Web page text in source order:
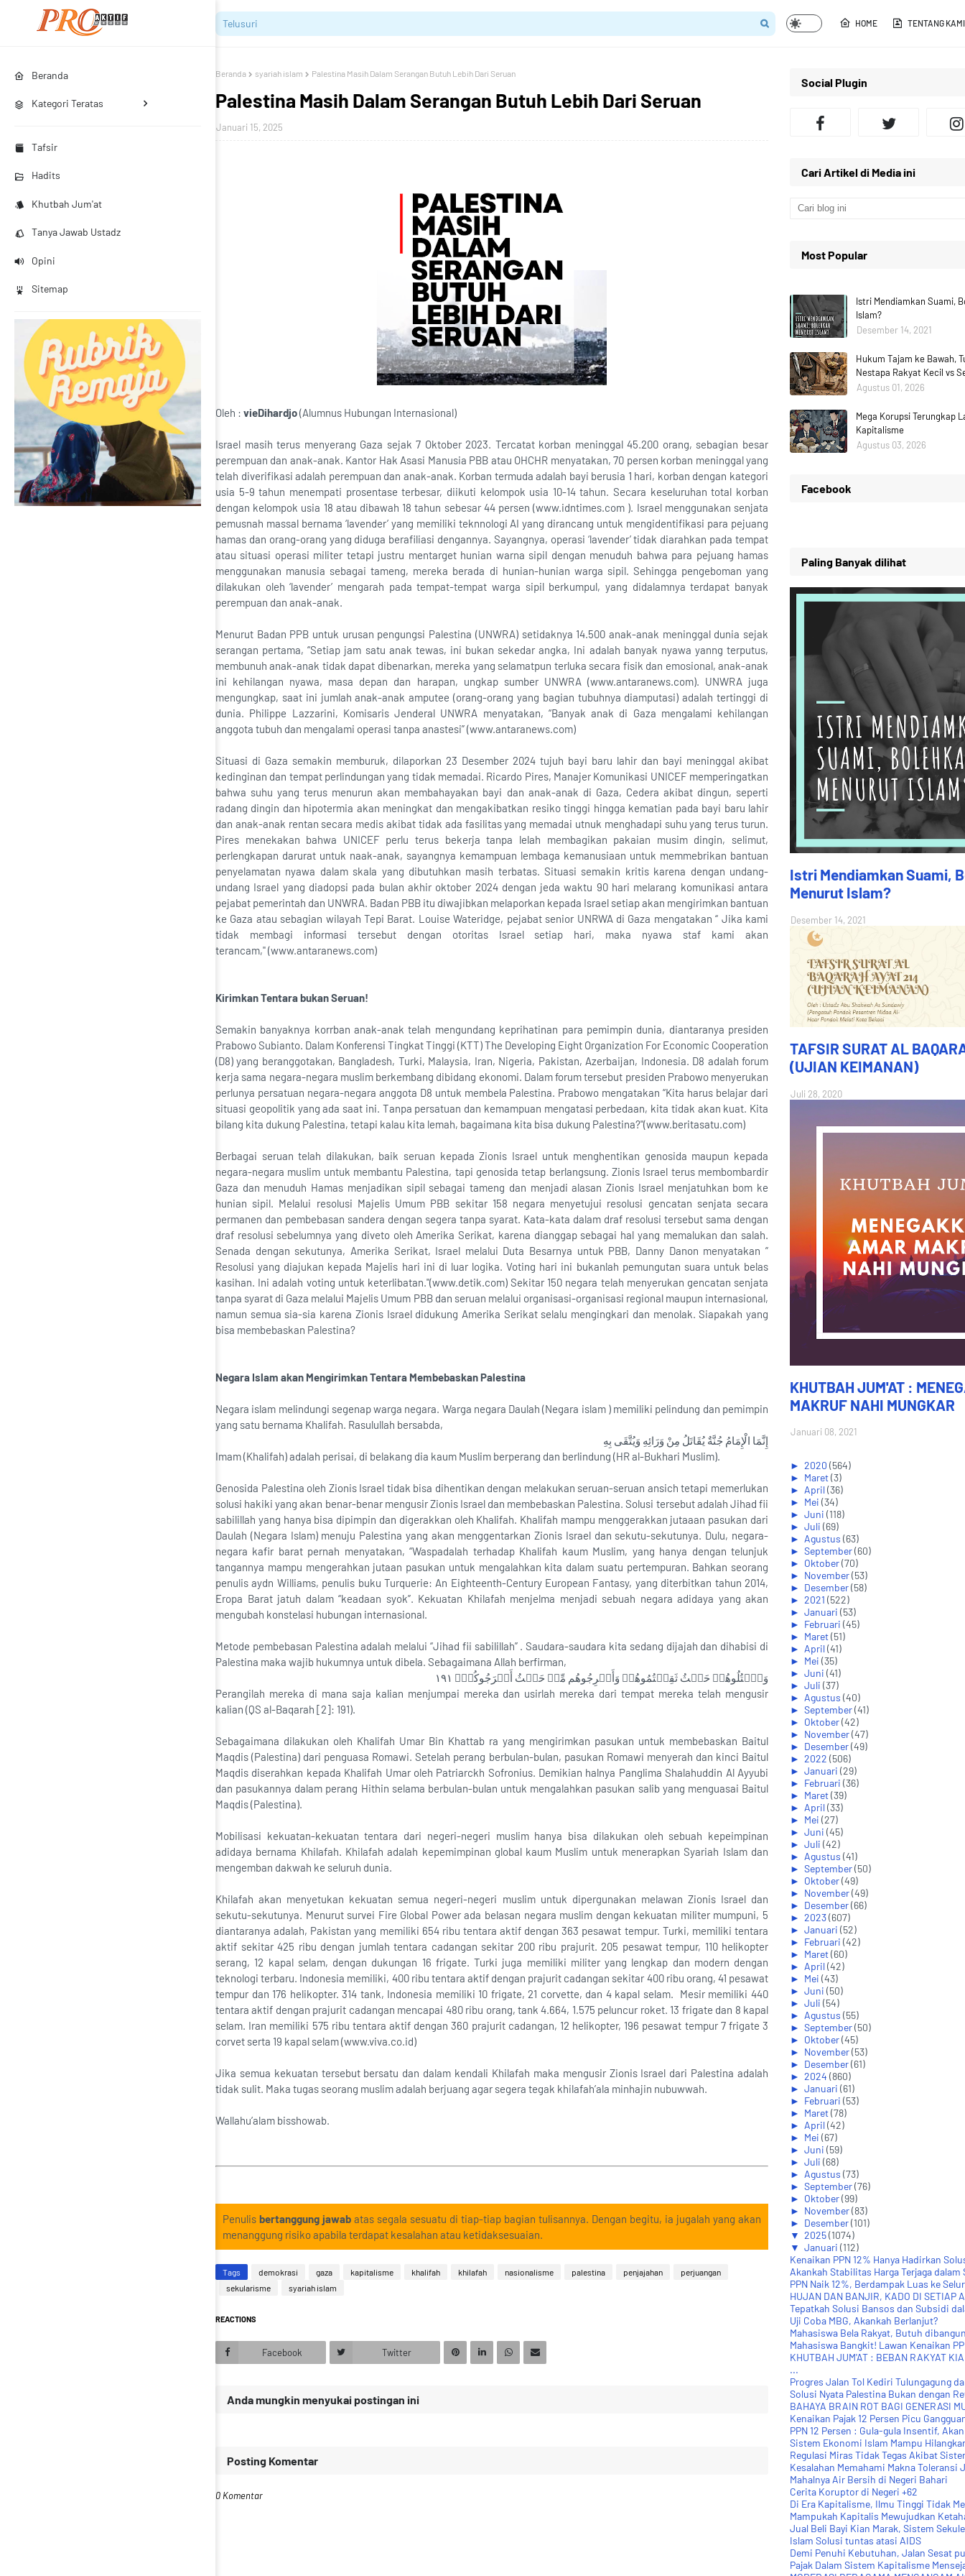
Beranda
Kategori Teratas
Tafsir
Hadits
Khutbah Jum'at
Tanya Jawab Ustadz
Opini
Sitemap
HOME TENTANG KAMI
Beranda syariah islam Palestina Masih Dalam Serangan Butuh Lebih Dari Seruan
Palestina Masih Dalam Serangan Butuh Lebih Dari Seruan
Januari 15, 2025
Oleh : vieDihardjo(Alumnus Hubungan Internasional)
Israel masih terus menyerang Gaza sejak 7 Oktober 2023. Tercatat korban meninggal 45.200 orang, sebagian besar
perempuan dan anak-anak. Kantor Hak Asasi Manusia PBB atau OHCHR menyatakan, 70 persen korban meninggal yang
telah diverifikasi adalah perempuan dan anak-anak. Korban termuda adalah bayi berusia 1 hari, korban dengan kategori
usia 5-9 tahun menempati prosentase terbesar, diikuti kelompok usia 10-14 tahun. Secara keseluruhan total korban
dengan kelompok usia 18 atau dibawah 18 tahun sebesar 44 persen (www.idntimes.com ). Israel menggunakan senjata
pemusnah massal bernama ‘lavender’ yang memiliki teknnologi AI yang dirancang untuk mengidentifikasi para pejuang
hamas dan orang-orang yang diduga berafiliasi dengannya. Sayangnya, operasi ‘lavender’ tidak diarahkan pada tempat
atau situasi operasi militer tetapi justru mentarget hunian warna sipil dengan menuduh bahwa para pejuang hamas
menggunakan manusia sebagai tameng, mereka berada di hunian-hunian warga sipil. Sehingga pengeboman yang
dilakukan oleh ‘lavender’ mengarah pada tempat-tempat warga sipil berkumpul, yang didalamnya terdapat banyak
perempuan dan anak-anak.
Menurut Badan PPB untuk urusan pengungsi Palestina (UNWRA) setidaknya 14.500 anak-anak meninggal dunia sejak
serangan pertama, “Setiap jam satu anak tewas, ini bukan sekedar angka, Ini adalah banyak nyawa yanng terputus,
membunuh anak-anak tidak dapat dibenarkan, mereka yang selamatpun terluka secara fisik dan emosional, anak-anak
ini kehilangan nyawa, masa depan dan harapan, ungkap sumber UNWRA (www.antaranews.com). UNWRA juga
mengungkap, saat ini jumlah anak-anak amputee (orang-orang yang bagian tubuhnya diamputasi) adalah tertinggi di
dunia. Philippe Lazzarini, Komisaris Jenderal UNWRA menyatakan, “Banyak anak di Gaza mengalami kehilangan
anggota tubuh dan mengalami operasi tanpa anastesi” (www.antaranews.com)
Situasi di Gaza semakin memburuk, dilaporkan 23 Desember 2024 tujuh bayi baru lahir dan bayi meninggal akibat
kedinginan dan tempat perlindungan yang tidak memadai. Ricardo Pires, Manajer Komunikasi UNICEF memperingatkan
bahwa suhu yang terus menurun akan membahayakan bayi dan anak-anak di Gaza, Cedera akibat dingun, seperti
radang dingin dan hipotermia akan meningkat dan mengakibatkan resiko tinggi hingga kematian pada bayi baru lahir
dan anak-anak rentan secara medis akibat tidak ada fasilitas yang memadai utnuk menghadapi suhu yang terus turun.
Pires menekakan bahwa UNICEF perlu terus bekerja tanpa lelah membagikan pakaian musim dingin, selimut,
perlengkapan darurat untuk naak-anak, sayangnya kemampuan lembaga kemanusiaan untuk memmebrikan bantuan
penyelamatan nyawa dalam skala yang dibutuhkan masih terbatas. Situasi semakin kritis karena dengan undang-
undang Israel yang diadopsi pada bulan akhir oktober 2024 dengan jeda waktu 90 hari melarang komunikasi antara
pejabat pemerintah dan UNWRA. Badan PBB itu diwajibkan melaporkan kepada Israel setiap akan mengirimkan bantuan
ke Gaza atau sebagian wilayah Tepi Barat. Louise Wateridge, pejabat senior UNRWA di Gaza mengatakan “ Jika kami
tidak membagi informasi tersebut dengan otoritas Israel setiap hari, maka nyawa staf kami akan
terancam," (www.antaranews.com)
Kirimkan Tentara bukan Seruan!
Semakin banyaknya korrban anak-anak telah mengundang keprihatinan para pemimpin dunia, diantaranya presiden
Prabowo Subianto. Dalam Konferensi Tingkat Tinggi (KTT) The Developing Eight Organization For Economic Cooperation
(D8) yang beranggotakan, Bangladesh, Turki, Malaysia, Iran, Nigeria, Pakistan, Azerbaijan, Indonesia. D8 adalah forum
kerja sama negara-negara muslim berkembang dibidang ekonomi. Dalam forum tersebut presiden Prabowo menyerukan
perlunya persatuan negara-negara anggota D8 untuk membela Palestina. Prabowo mengatakan “Kita harus belajar dari
situasi geopolitik yang ada saat ini. Tanpa persatuan dan kemampuan mengatasi perbedaan, kita tidak akan kuat. Kita
bilang kita dukung Palestina, tetapi kalau kita lemah, bagaimana kita bisa dukung Palestina?"(www.beritasatu.com)
Berbagai seruan telah dilakukan, baik seruan kepada Zionis Israel untuk menghentikan genosida maupun kepada
negara-negara muslim untuk membantu Palestina, tapi genosida tetap berlangsung. Zionis Israel terus membombardir
Gaza dan menuduh Hamas menjadikan sipil sebagai tameng dan menjadi alasan Zionis Israel menjatuhkan bom ke
hunian sipil. Melalui resolusi Majelis Umum PBB sekitar 158 negara menyetujui resolusi gencatan senjata secara
permanen dan pembebasan sandera dengan segera tanpa syarat. Kata-kata dalam draf resolusi tersebut sama dengan
draf resolusi sebelumnya yang diveto oleh Amerika Serikat, karena dianggap sebagai hal yang memalukan dan salah.
Senada dengan sekutunya, Amerika Serikat, Israel melalui Duta Besarnya untuk PBB, Danny Danon menyatakan ”
Resolusi yang diajukan kepada Majelis hari ini di luar logika. Voting hari ini bukanlah pemungutan suara untuk belas
kasihan. Ini adalah voting untuk keterlibatan."(www.detik.com) Sekitar 150 negara telah menyerukan gencatan senjata
tanpa syarat di Gaza melalui Majelis Umum PBB dan seruan melalui organisasi-organisasi regional maupun internasional,
namun semua sia-sia karena Zionis Israel didukung Amerika Serikat selalu mengingkari dan menolak. Siapakah yang
bisa membebaskan Palestina?
Negara Islam akan Mengirimkan Tentara Membebaskan Palestina
Negara islam melindungi segenap warga negara. Warga negara Daulah (Negara islam ) memiliki pelindung dan pemimpin
yang satu bernama Khalifah. Rasulullah bersabda,
إِنَّمَا الْإِمَامُ جُنَّةٌ يُقَاتَلُ مِنْ وَرَائِهِ وَيُتَّقَى بِهِ
Imam (Khalifah) adalah perisai, di belakang dia kaum Muslim berperang dan berlindung (HR al-Bukhari Muslim).
Genosida Palestina oleh Zionis Israel tidak bisa dihentikan dengan melakukan seruan-seruan ansich tetapi memerlukan
solusi hakiki yang akan benar-benar mengusir Zionis Israel dan membebaskan Palestina. Solusi tersebut adalah Jihad fii
sabilillah yang hanya bisa dipimpin dan digerakkan oleh Khalifah. Khalifah mampu menggerakkan jutaaan pasukan dari
Daulah (Negara Islam) menuju Palestina yang akan menggentarkan Zionis Israel dan sekutu-sekutunya. Dulu, negara-
negara kafir barat pernah menyatakan, “Waspadalah terhadap Khalifah kaum Muslim, yang hanya dengan telunjuk
tangannya mampu mengerahkan jutaan pasukan untuk mengalahkan kita dalam suatu pertempuran. Bahkan seorang
penulis aydn Williams, penulis buku Turquerie: An Eighteenth-Century European Fantasy, yang diterbitkan tahun 2014,
Eropa Barat jatuh dalam “keadaan syok”. Kekuatan Khilafah menjelma menjadi sebuah negara adidaya yang akan
mengubah konstelasi hubungan internasional.
Metode pembebasan Palestina adalah melalui “Jihad fii sabilillah” . Saudara-saudara kita sedang dijajah dan dihabisi di
Palestina maka wajib hukumnya untuk dibela. Sebagaimana Allah berfirman,
وَٱقۡتُلُوهُمۡ حَيۡثُ ثَقِفۡتُمُوهُمۡ وَأَخۡرِجُوهُم مِّنۡ حَيۡثُ أَخۡرَجُوكُمۡۚ ١٩١
Perangilah mereka di mana saja kalian menjumpai mereka dan usirlah mereka dari tempat mereka telah mengusir
kalian (QS al-Baqarah [2]: 191).
Sebagaimana dilakukan oleh Khalifah Umar Bin Khattab ra yang mengirimkan pasukan untuk membebaskan Baitul
Maqdis (Palestina) dari penguasa Romawi. Setelah perang berbulan-bulan, pasukan Romawi menyerah dan kinci Baitul
Maqdis diserahkan kepada Khalifah Umar oleh Patriarckh Sofronius. Demikian halnya Panglima Shalahuddin Al Ayyubi
dan pasukannya dalam perang Hithin selama berbulan-bulan untuk mengalahkan pasukan salib yang menguasai Baitul
Maqdis (Palestina).
Mobilisasi kekuatan-kekuatan tentara dari negeri-negeri muslim hanya bisa dilakukan oleh sebuah kepeimpinan
adidaya bernama Khilafah. Khilafah adalah kepemimpinan global kaum Muslim untuk menerapkan Syariah Islam dan
mengemban dakwah ke seluruh dunia.
Khilafah akan menyetukan kekuatan semua negeri-negeri muslim untuk dipergunakan melawan Zionis Israel dan
sekutu-sekutunya. Menurut survei Fire Global Power ada belasan negara muslim dengan kekuatan militer mumpuni, 5
diantaranya adalah, Pakistan yang memiliki 654 ribu tentara aktif dengan 363 pesawat tempur. Turki, memiliki tentara
aktif sekitar 425 ribu dengan jumlah tentara cadangan sekitar 200 ribu prajurit. 205 pesawat tempur, 110 helikopter
serang, 12 kapal selam, dengan dukungan 16 frigate. Turki juga memiliki militer yang lengkap dan modern dengan
teknologi terbaru. Indonesia memiliki, 400 ribu tentara aktif dengan prajurit cadangan sekitar 400 ribu orang, 41 pesawat
tempur dan 176 helikopter. 314 tank, Indonesia memiliki 10 frigate, 21 corvette, dan 4 kapal selam. Mesir memiliki 440
tentara aktif dengan prajurit cadangan mencapai 480 ribu orang, tank 4.664, 1.575 peluncur roket. 13 frigate dan 8 kapal
selam. Iran memiliki 575 ribu tentara aktif dengan 360 prajurit cadangan, 12 helikopter, 196 pesawat tempur 7 frigate 3
corvet serta 19 kapal selam (www.viva.co.id)
Jika semua kekuatan tersebut bersatu dan dalam kendali Khilafah maka mengusir Zionis Israel dari Palestina adalah
tidak sulit. Maka tugas seorang muslim adalah berjuang agar segera tegak khilafah’ala minhajin nubuwwah.
Wallahu’alam bisshowab.
Penulis bertanggung jawab atas segala sesuatu di tiap-tiap bagian tulisannya. Dengan begitu, ia jugalah yang akan
menanggung risiko apabila terdapat kesalahan atau ketidaksesuaian.
Tags demokrasi gaza kapitalisme khalifah khilafah nasionalisme palestina penjajahan
perjuangan
sekularisme
syariah islam
REACTIONS
Facebook Twitter
Anda mungkin menyukai postingan ini
Posting Komentar
0 Komentar
Social Plugin
Cari Artikel di Media ini
Most Popular
Istri Mendiamkan Suami,
Islam?
Desember 14, 2021
Hukum Tajam ke Bawah,
Nestapa Rakyat Kecil vs
Agustus 01, 2026
Mega Korupsi Terungkap
Kapitalisme
Agustus 03, 2026
Facebook
Paling Banyak dilihat
Istri Mendiamkan Suami,
Menurut Islam?
Desember 14, 2021
TAFSIR SURAT AL
(UJIAN KEIMANAN)
Juli 28, 2020
KHUTBAH JUM'AT :
MAKRUF NAHI MUNGKAR
Januari 08, 2021
► 2020 (564)
► Maret(3)
► April(36)
► Mei (34)
► Juni (118)
► Juli (69)
► Agustus (63)
► September(60)
► Oktober(70)
► November(53)
► Desember(58)
► 2021 (522)
► Januari (53)
► Februari (45)
► Maret(51)
► April(41)
► Mei (35)
► Juni (41)
► Juli (37)
► Agustus (40)
► September(41)
► Oktober(42)
► November(47)
► Desember(49)
► 2022 (506)
► Januari (29)
► Februari (36)
► Maret(39)
► April(33)
► Mei (27)
► Juni (45)
► Juli (42)
► Agustus (41)
► September(50)
► Oktober(49)
► November(49)
► Desember(66)
► 2023(607)
► Januari (52)
► Februari (42)
► Maret(60)
► April(42)
► Mei (43)
► Juni (50)
► Juli (54)
► Agustus (55)
► September(50)
► Oktober(45)
► November(53)
► Desember(61)
► 2024 (860)
► Januari (61)
► Februari (53)
► Maret(78)
► April(42)
► Mei (67)
► Juni (59)
► Juli (68)
► Agustus (73)
► September(76)
► Oktober(99)
► November(83)
► Desember(101)
▼ 2025(1074)
▼ Januari (112)
Kenaikan PPN 12% Hanya Hadirkan
Akankah Stabilitas Harga Terjaga
PPN Naik 12%, Berdampak Luas ke
HUJAN DAN BANJIR, KADO DI SETIAP
Tepatkah Solusi Bansos dan Subsidi
Uji Coba MBG, Akankah Berlanjut?
Mahasiswa Bela Rakyat, Butuh
Mahasiswa Bangkit! Lawan Kenaikan
KHUTBAH JUM'AT : BEBAN RAKYAT
...
Progres Jalan Tol Kediri Tulungagung
Solusi Nyata Palestina Bukan dengan
BAHAYA BRAIN ROT BAGI GENERASI
Kenaikan Pajak 12 Persen Picu
PPN 12 Persen : Gula-gula Insentif,
Sistem Ekonomi Islam Mampu
Regulasi Miras Tidak Tegas Akibat
Kesalahan Memahami Makna Toleransi
Mahalnya Air Bersih di Negeri Bahari
Cerita Koruptor di Negeri +62
Di Era Kapitalisme, Ilmu Tinggi Tidak
Mampukah Kapitalis Mewujudkan
Jual Beli Bayi Kian Marak, Sistem
Islam Solusi tuntas atasi AIDS
Demi Penuhi Kebutuhan, Jalan Sesat
Pajak Dalam Sistem Kapitalisme